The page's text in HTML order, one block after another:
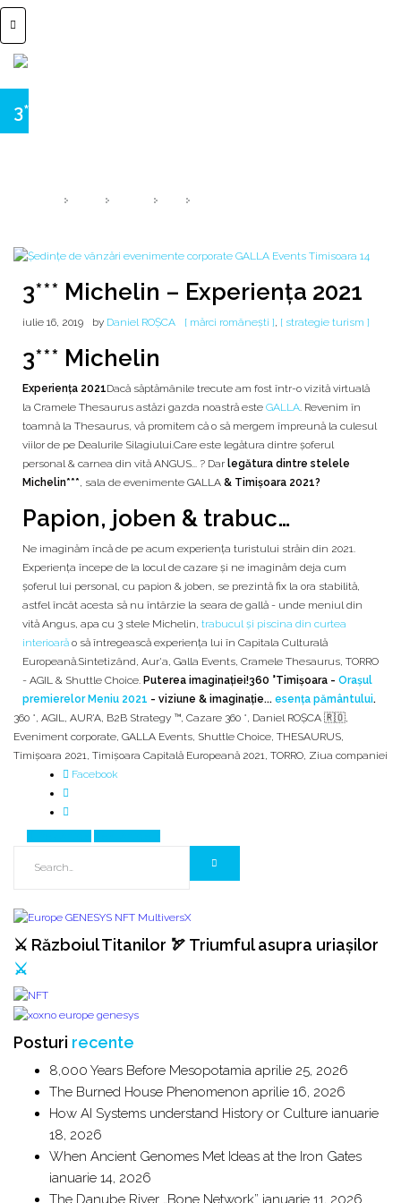
3*** Michelin – Experiența 2021
3*** Michelin – Experiența 2021
iulie 16, 2019 by Daniel ROȘCA [ mărci românești ], [ strategie turism ]
3*** Michelin
Experiența 2021Dacă săptămânile trecute am fost într-o vizită virtuală
la Cramele Thesaurus astăzi gazda noastră este GALLA. Revenim în
toamnă la Thesaurus, vă promitem că o să mergem împreună la culesul
viilor de pe Dealurile Silagiului.Care este legătura dintre șoferul
personal & carnea din vită ANGUS... ? Dar legătura dintre stelele
Michelin***, sala de evenimente GALLA & Timişoara 2021?
Papion, joben & trabuc…
Ne imaginăm încă de pe acum experiența turistului străin din 2021.
Experiența începe de la locul de cazare și ne imaginăm deja cum
șoferul lui personal, cu papion & joben, se prezintă fix la ora stabilită,
astfel încât acesta să nu întârzie la seara de gallă - unde meniul din
vită Angus, apa cu 3 stele Michelin, trabucul și piscina din curtea
interioară o să întregească experiența lui în Capitala Culturală
Europeană.Sintetizând, Aur'a, Galla Events, Cramele Thesaurus, TORRO
- AGIL & Shuttle Choice. Puterea imaginației!360 °Timişoara - Orașul
premierelor Meniu 2021 - viziune & imaginație... esența pământului.
360 °, AGIL, AUR'A, B2B Strategy ™, Cazare 360 °, Daniel ROȘCA 🇷🇴,
Eveniment corporate, GALLA Events, Shuttle Choice, THESAURUS,
Timişoara 2021, Timișoara Capitală Europeană 2021, TORRO, Ziua companiei
Facebook
⚔️ Războiul Titanilor 🏹 Triumful asupra uriașilor
⚔️
Posturi recente
8,000 Years Before Mesopotamia aprilie 25, 2026
The Burned House Phenomenon aprilie 16, 2026
How AI Systems understand History or Culture ianuarie
18, 2026
When Ancient Genomes Met Ideas at the Iron Gates
ianuarie 14, 2026
The Danube River „Bone Network” ianuarie 11, 2026